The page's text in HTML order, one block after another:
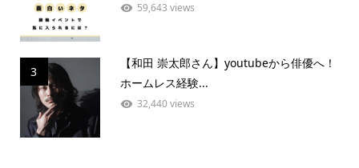
59,643 views
3
【和田 崇太郎さん】youtubeから俳優へ！
ホームレス経験...
32,440 views